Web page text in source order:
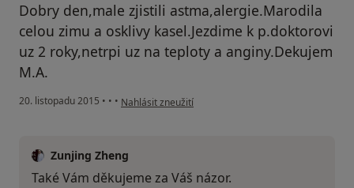
Dobry den,male zjistili astma,alergie.Marodila
celou zimu a osklivy kasel.Jezdime k p.doktorovi
uz 2 roky,netrpi uz na teploty a anginy.Dekujem
M.A.
20. listopadu 2015 • • • podle názoru uživatele Váš účet byl odstraněn
Nahlásit zneužití
Zunjing Zheng
Také Vám děkujeme za Váš názor.